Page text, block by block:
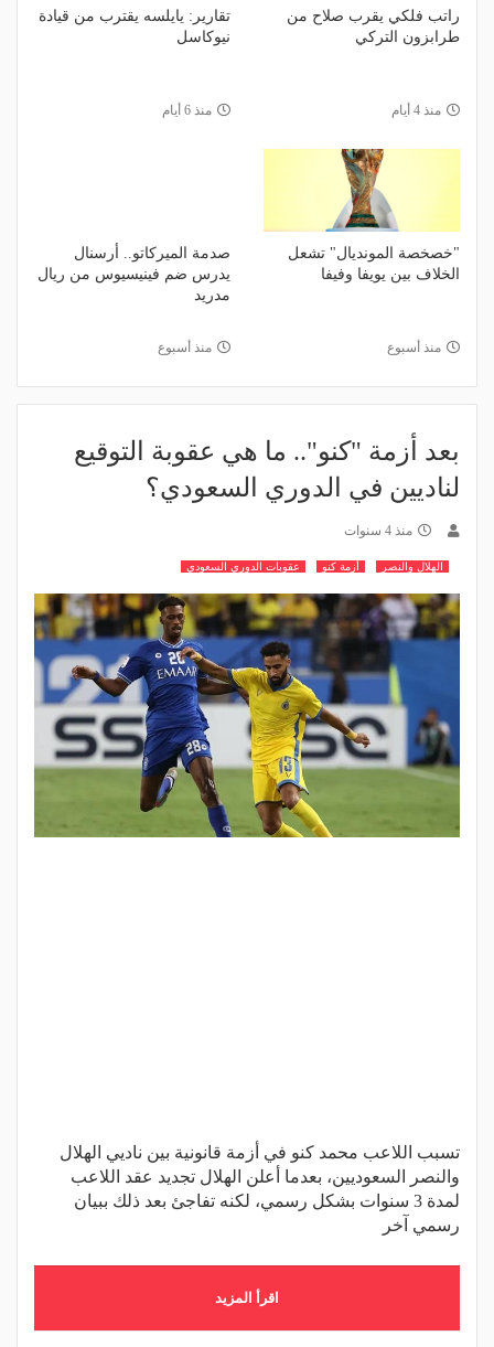
راتب فلكي يقرب صلاح من
طرابزون التركي
منذ 4 أيام
تقارير: يايلسه يقترب من قيادة
نيوكاسل
منذ 6 أيام
"خصخصة المونديال" تشعل
الخلاف بين يويفا وفيفا
منذ أسبوع
صدمة الميركاتو.. أرسنال
يدرس ضم فينيسيوس من ريال
مدريد
منذ أسبوع
بعد أزمة "كنو".. ما هي عقوبة التوقيع
لناديين في الدوري السعودي؟
منذ 4 سنوات
الهلال والنصر أزمة كنو عقوبات الدوري السعودي
تسبب اللاعب محمد كنو في أزمة قانونية بين ناديي الهلال
والنصر السعوديين، بعدما أعلن الهلال تجديد عقد اللاعب
لمدة 3 سنوات بشكل رسمي، لكنه تفاجئ بعد ذلك ببيان
رسمي آخر
اقرأ المزيد